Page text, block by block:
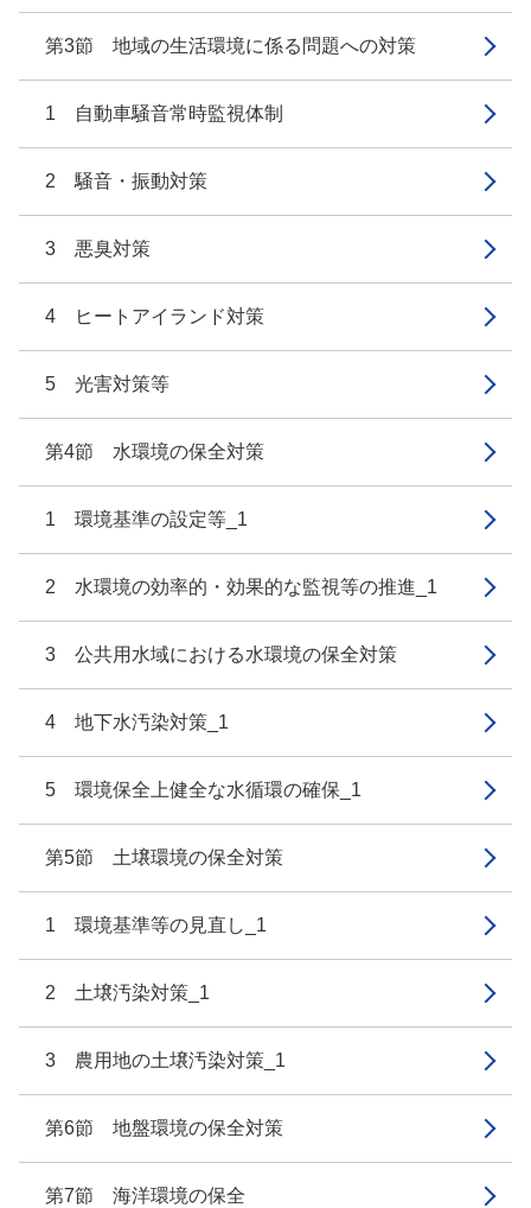
第3節 地域の生活環境に係る問題への対策
1 自動車騒音常時監視体制
2 騒音・振動対策
3 悪臭対策
4 ヒートアイランド対策
5 光害対策等
第4節 水環境の保全対策
1 環境基準の設定等_1
2 水環境の効率的・効果的な監視等の推進_1
3 公共用水域における水環境の保全対策
4 地下水汚染対策_1
5 環境保全上健全な水循環の確保_1
第5節 土壌環境の保全対策
1 環境基準等の見直し_1
2 土壌汚染対策_1
3 農用地の土壌汚染対策_1
第6節 地盤環境の保全対策
第7節 海洋環境の保全